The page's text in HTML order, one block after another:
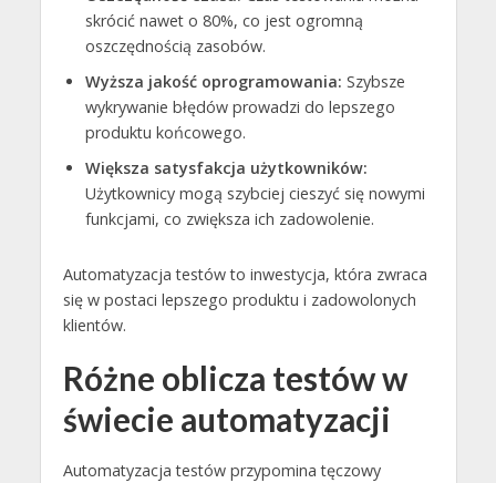
skrócić nawet o 80%, co jest ogromną
oszczędnością zasobów.
Wyższa jakość oprogramowania: Szybsze
wykrywanie błędów prowadzi do lepszego
produktu końcowego.
Większa satysfakcja użytkowników:
Użytkownicy mogą szybciej cieszyć się nowymi
funkcjami, co zwiększa ich zadowolenie.
Automatyzacja testów to inwestycja, która zwraca
się w postaci lepszego produktu i zadowolonych
klientów.
Różne oblicza testów w
świecie automatyzacji
Automatyzacja testów przypomina tęczowy